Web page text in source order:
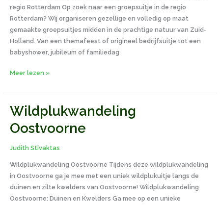
regio Rotterdam Op zoek naar een groepsuitje in de regio
Rotterdam? Wij organiseren gezellige en volledig op maat
gemaakte groepsuitjes midden in de prachtige natuur van Zuid-
Holland. Van een themafeest of origineel bedrijfsuitje tot een
babyshower, jubileum of familiedag
Meer lezen »
Wildplukwandeling
Oostvoorne
Judith Stivaktas
Wildplukwandeling Oostvoorne Tijdens deze wildplukwandeling
in Oostvoorne ga je mee met een uniek wildplukuitje langs de
duinen en zilte kwelders van Oostvoorne! Wildplukwandeling
Oostvoorne: Duinen en Kwelders Ga mee op een unieke
Wildplukwandeling
Oostvoorne